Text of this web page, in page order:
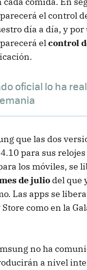
el control
día a día, y
elcontrol
oficial lo ha
que las dos
para sus
los móviles, se
de julio del que
Las apps se
Store como en la
no ha
a nivel